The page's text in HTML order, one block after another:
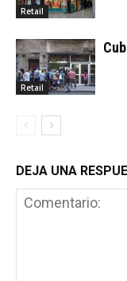
Retail
Retail
DEJA UNA